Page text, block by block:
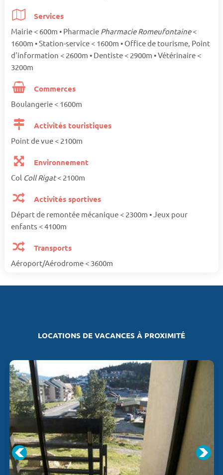
Services
Mairie < 600m • Pharmacie Pharmacie Romeufontaine<
1600m • Station-service < 1600m • Office de tourisme, Point
d'information < 2600m • Dentiste < 2900m • Vétérinaire <
3200m
Commerces
Boulangerie < 1600m
Activités touristiques
Point de vue < 2100m
Environnement
Col Coll Rigat< 2100m
Activités sportives
Départ de remontée mécanique < 2300m • Jeux pour
enfants < 4100m
Transports
Aéroport/Aérodrome < 3600m
LOCATIONS DE VACANCES À PROXIMITÉ